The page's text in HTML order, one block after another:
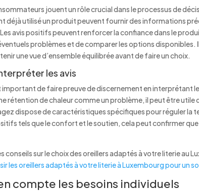
jouent un rôle crucial dans le processus de
déjà utilisé un produit peuvent fournir des informations
avis positifs peuvent renforcer la confiance dans le
problèmes et de comparer les options
une vue d’ensemble équilibrée avant de faire un choix.
les avis
de faire preuve de discernement en interprétant
rétention de chaleur comme un problème, il peut être utile
dispose de caractéristiques spécifiques pour réguler la
tels que le confort et le soutien, cela peut confirmer
conseils sur le choix des oreillers adaptés à votre literie au
les oreillers adaptés à votre literie à Luxembourg pour un
compte les besoins individuels